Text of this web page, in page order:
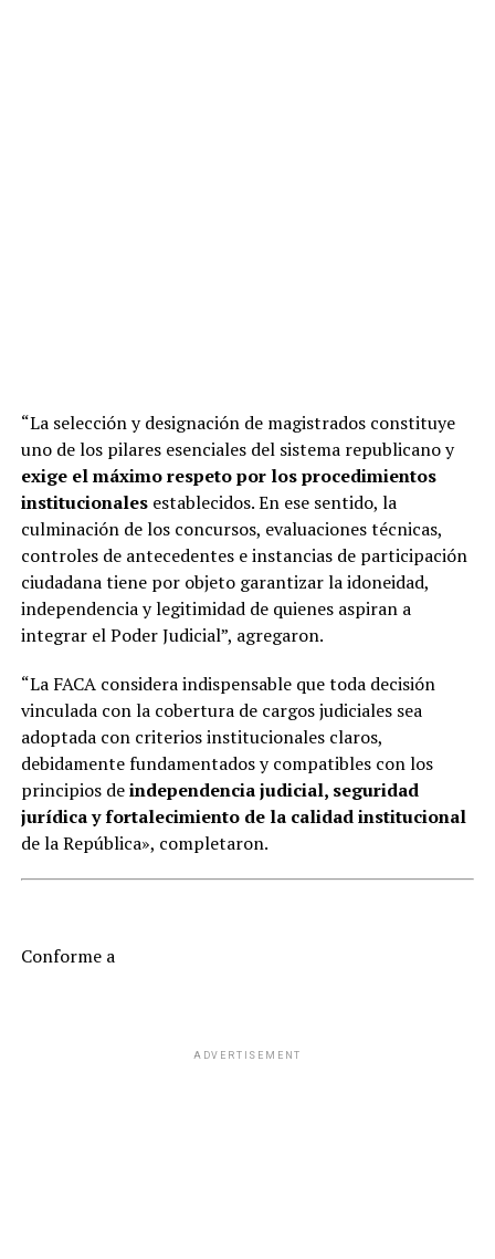
“La selección y designación de magistrados constituye
uno de los pilares esenciales del sistema republicano y
exige el máximo respeto por los procedimientos
institucionalesestablecidos. En ese sentido, la
culminación de los concursos, evaluaciones técnicas,
controles de antecedentes e instancias de participación
ciudadana tiene por objeto garantizar la idoneidad,
independencia y legitimidad de quienes aspiran a
integrar el Poder Judicial”, agregaron.
“La FACA considera indispensable que toda decisión
vinculada con la cobertura de cargos judiciales sea
adoptada con criterios institucionales claros,
debidamente fundamentados y compatibles con los
principios deindependencia judicial, seguridad
jurídica y fortalecimiento de la calidad institucional
de la República», completaron.
Conforme a
ADVERTISEMENT